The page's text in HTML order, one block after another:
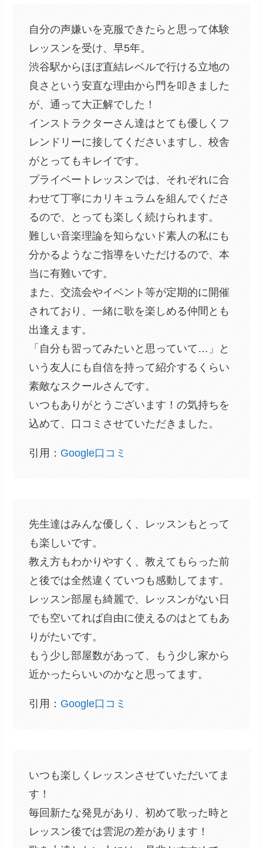
自分の声嫌いを克服できたらと思って体験
レッスンを受け、早5年。
渋谷駅からほぼ直結レベルで行ける立地の
良さという安直な理由から門を叩きました
が、通って大正解でした！
インストラクターさん達はとても優しくフ
レンドリーに接してくださいますし、校舎
がとってもキレイです。
プライベートレッスンでは、それぞれに合
わせて丁寧にカリキュラムを組んでくださ
るので、とっても楽しく続けられます。
難しい音楽理論を知らないド素人の私にも
分かるようなご指導をいただけるので、本
当に有難いです。
また、交流会やイベント等が定期的に開催
されており、一緒に歌を楽しめる仲間とも
出逢えます。
「自分も習ってみたいと思っていて…」と
いう友人にも自信を持って紹介するくらい
素敵なスクールさんです。
いつもありがとうございます！の気持ちを
込めて、口コミさせていただきました。
引用： Google口コミ
先生達はみんな優しく、レッスンもとって
も楽しいです。
教え方もわかりやすく、教えてもらった前
と後では全然違くていつも感動してます。
レッスン部屋も綺麗で、レッスンがない日
でも空いてれば自由に使えるのはとてもあ
りがたいです。
もう少し部屋数があって、もう少し家から
近かったらいいのかなと思ってます。
引用： Google口コミ
いつも楽しくレッスンさせていただいてま
す！
毎回新たな発見があり、初めて歌った時と
レッスン後では雲泥の差があります！